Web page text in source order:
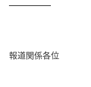
報道関係各位